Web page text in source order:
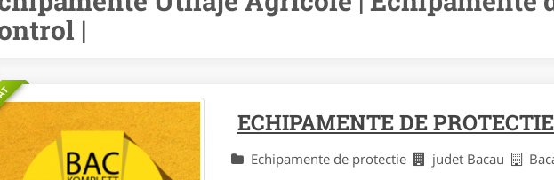
|
ECHIPAMENTE DE
Echipamente de protectie judet Bacau